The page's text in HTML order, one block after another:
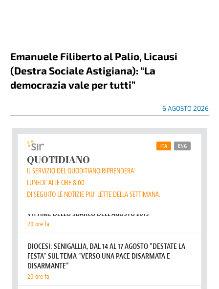
Emanuele Filiberto al Palio, Licausi
(Destra Sociale Astigiana): “La
democrazia vale per tutti”
6 AGOSTO 2026